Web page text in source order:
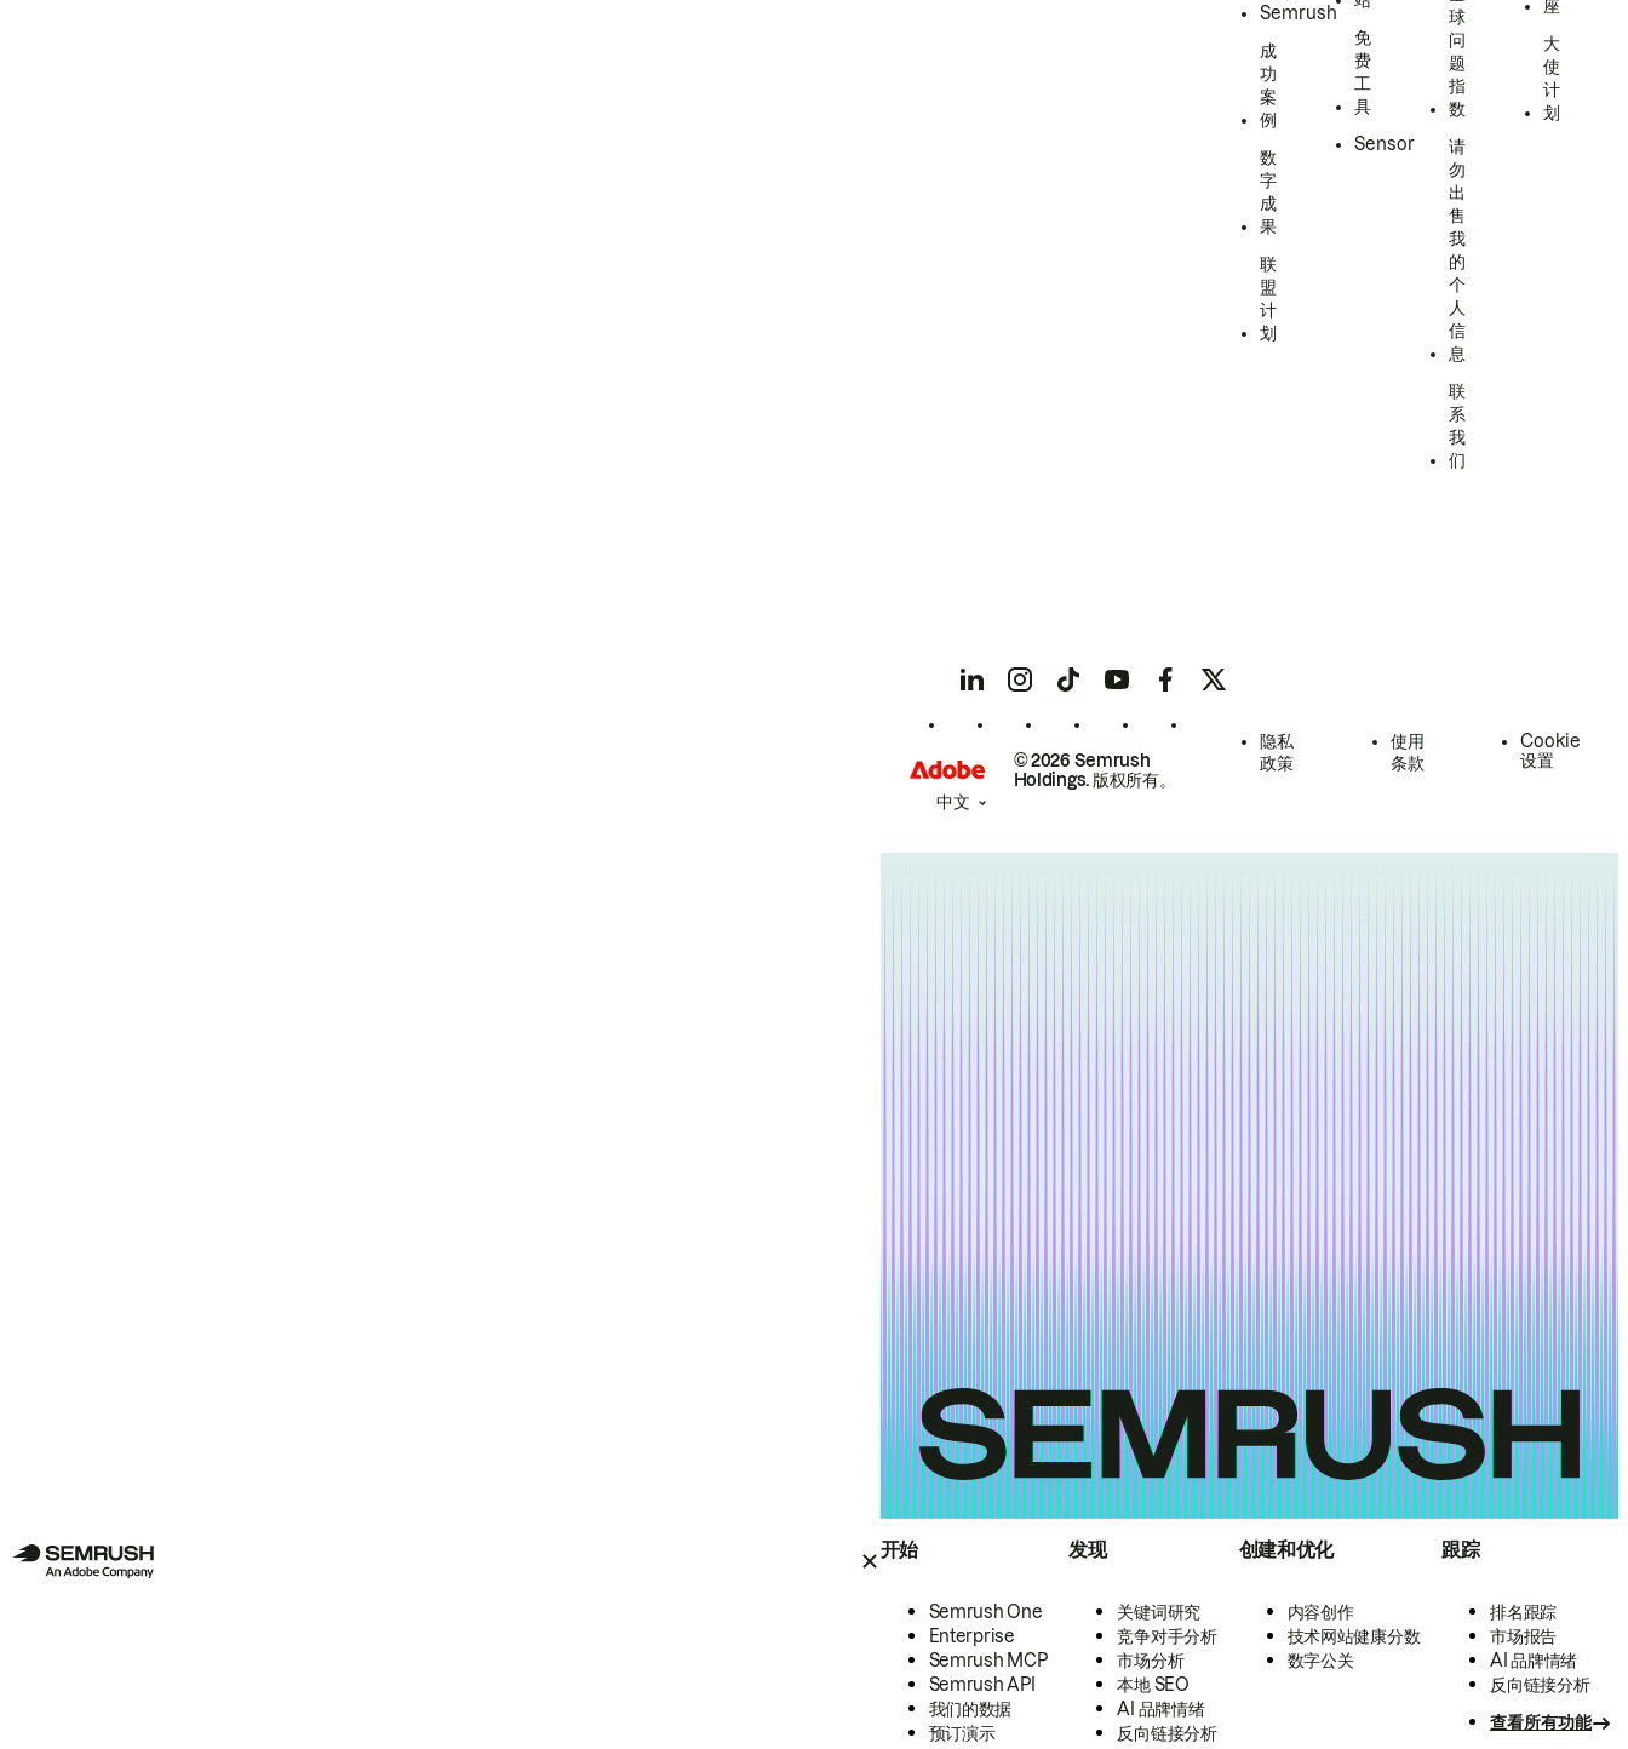
开始
Semrush One
Enterprise
Semrush MCP
Semrush API
我们的数据
预订演示
发现
关键词研究
竞争对手分析
市场分析
本地 SEO
AI 品牌情绪
反向链接分析
创建和优化
内容创作
技术网站健康分数
数字公关
跟踪
排名跟踪
市场报告
AI 品牌情绪
反向链接分析
查看所有功能
Semrush
成
功
案
例
数
字
成
果
联
盟
计
划
免
费
工
具
Sensor
球
问
题
指
数
请
勿
出
售
我
的
个
人
信
息
联
系
我
们
座
大
使
计
划
© 2026 Semrush
Holdings. 版权所有。
隐私
政策
使用
条款
Cookie
设置
中文